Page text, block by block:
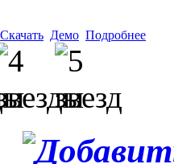
Скачать Демо Подробнее